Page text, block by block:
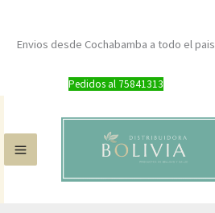
Envios desde Cochabamba a todo el pais
Pedidos al 75841313